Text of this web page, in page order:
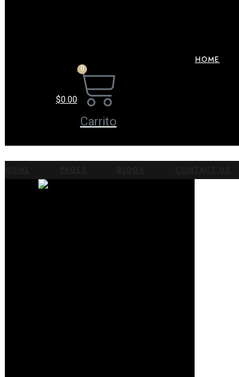
HOME
$0.00
0
Carrito